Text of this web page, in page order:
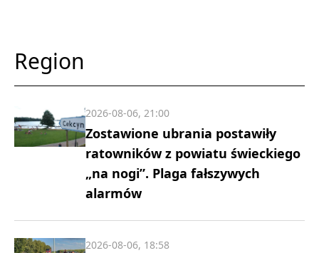
Region
Zostawione ubrania postawiły
ratowników z powiatu świeckiego
„na nogi”. Plaga fałszywych
alarmów
2026-08-06, 21:00
2026-08-06, 18:58